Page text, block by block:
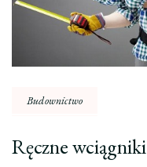
Budownictwo
Ręczne